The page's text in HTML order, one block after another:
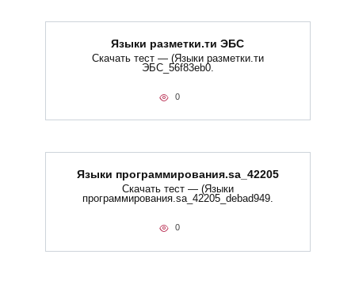
Языки разметки.ти​ ЭБС
Скачать тест — (Языки разметки.ти​
ЭБС_56f83eb0.
0
Языки программирования.sa_42205
Скачать тест — (Языки
программирования.sa_42205_debad949.
0